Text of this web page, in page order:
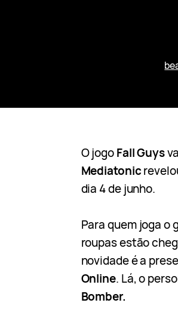
O jogoFall Guys
Mediatonic
dia 4 de junho.
Para quem joga o
roupas estão
novidade é a
Online. Lá, o
Bomber.